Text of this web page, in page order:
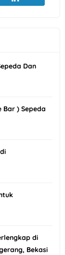
Dan
Bar ) Sepeda
di
Bekasi